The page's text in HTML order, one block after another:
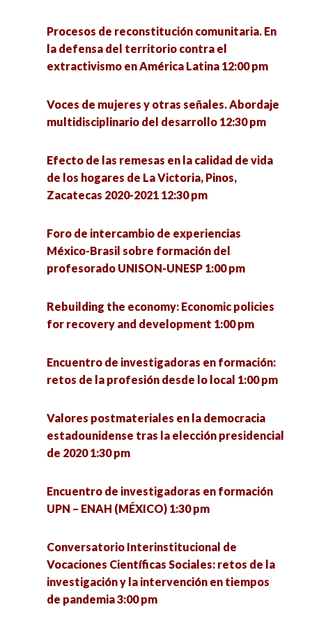
Científicas Sociales: retos de la investigación y
la intervención en tiempos de pandemia 3:00 pm
4:00 pm
conflicto armado 4:00 pm
Hospital Pyme. Plataforma de asesoría
La política: estructura y proceso 4:00 pm
críticos en discapacidad 4:00 pm
El quehacer de la Socioantropología desde la
Experiencias y debates 4:00 pm
Conversatorio en torno a las experiencias de
Jardines de la Mintsita 5:00 pm
tercer país seguro en Guatemala 5:00 pm
La resiliencia como eje para enfrentar el futuro
desde las personas mayores (1) 5:00 pm
Procesos de reconstitución comunitaria. En
la defensa del territorio contra el
extractivismo en América Latina 12:00 pm
Voces de mujeres y otras señales. Abordaje
multidisciplinario del desarrollo 12:30 pm
Efecto de las remesas en la calidad de vida
de los hogares de La Victoria, Pinos,
Zacatecas 2020-2021 12:30 pm
Foro de intercambio de experiencias
México-Brasil sobre formación del
profesorado UNISON-UNESP 1:00 pm
Rebuilding the economy: Economic policies
for recovery and development 1:00 pm
Encuentro de investigadoras en formación:
retos de la profesión desde lo local 1:00 pm
Valores postmateriales en la democracia
estadounidense tras la elección presidencial
de 2020 1:30 pm
Encuentro de investigadoras en formación
UPN – ENAH (MÉXICO) 1:30 pm
Conversatorio Interinstitucional de
Vocaciones Científicas Sociales: retos de la
investigación y la intervención en tiempos
de pandemia 3:00 pm